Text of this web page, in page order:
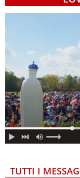
TUTTI I